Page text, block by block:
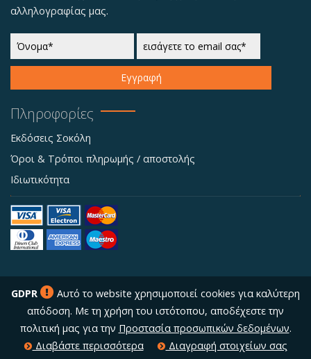
αλληλογραφίας μας.
Εγγραφή
Πληροφορίες
Εκδόσεις Σοκόλη
Όροι & Τρόποι πληρωμής / αποστολής
Ιδιωτικότητα
GDPR
Αυτό το website χρησιμοποιεί cookies για καλύτερη
απόδοση. Με τη χρήση του ιστότοπου, αποδέχεστε την
πολιτική μας για την Προστασία προσωπικών δεδομένων.
Διαβάστε περισσότερα
Διαγραφή στοιχείων σας